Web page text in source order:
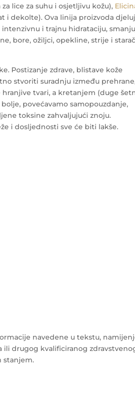
lice za suhu i osjetljivu kožu),
i dekolte). Ova linija proizvoda
i trajnu hidrataciju,
bore, ožiljci, opekline, strije i
Postizanje zdrave, blistave kože
stvoriti suradnju između
tvari, a kretanjem (duge
povećavamo samopouzdanje,
toksine zahvaljujući znoju.
i dosljednosti sve će biti lakše.
navedene u tekstu,
ili drugog kvalificiranog
stanjem.